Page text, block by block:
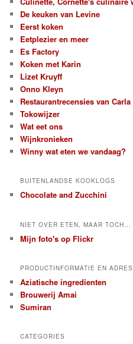
De keuken van Levine
Eerst koken
Eetplezier en meer
Es Factory
Koken met Karin
Lizet Kruyff
Onno Kleyn
Restaurantrecensies van Carla
Tokowijzer
Wat eet ons
Wijnkronieken
Winny wat eten we vandaag?
BUITENLANDSE KOOKLOGS
Chocolate and Zucchini
NIET OVER ETEN, MAAR TOCH...
Mijn foto's op Flickr
PRODUCTINFORMATIE EN
Aziatische ingredienten
Brouwerij Amai
Sumiran
CATEGORIES